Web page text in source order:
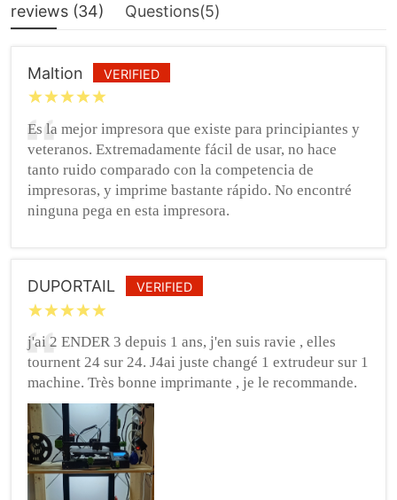
reviews (34) Questions(5)
Maltion VERIFIED
Es la mejor impresora que existe para principiantes y
veteranos. Extremadamente fácil de usar, no hace
tanto ruido comparado con la competencia de
impresoras, y imprime bastante rápido. No encontré
ninguna pega en esta impresora.
DUPORTAIL VERIFIED
j'ai 2 ENDER 3 depuis 1 ans, j'en suis ravie , elles
tournent 24 sur 24. J4ai juste changé 1 extrudeur sur 1
machine. Très bonne imprimante , je le recommande.